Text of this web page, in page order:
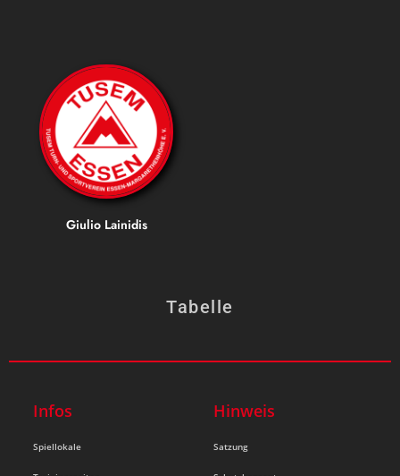
Giulio Lainidis
Tabelle
Infos
Spiellokale
Hinweis
Satzung